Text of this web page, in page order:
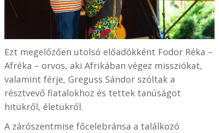
Ezt megelőzően utolsó előadókként Fodor Réka –
Afréka – orvos, aki Afrikában végez missziókat,
valamint férje, Greguss Sándor szóltak a
résztvevő fiatalokhoz és tettek tanúságot
hitükről, életükről.
A zárószentmise főcelebránsa a találkozó